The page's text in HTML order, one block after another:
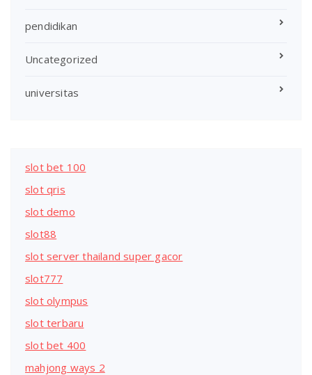
pendidikan
Uncategorized
universitas
slot bet 100
slot qris
slot demo
slot88
slot server thailand super gacor
slot777
slot olympus
slot terbaru
slot bet 400
mahjong ways 2